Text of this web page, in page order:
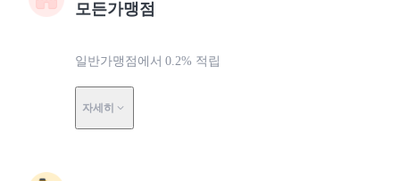
모든가맹점
일반가맹점에서 0.2% 적립
자세히